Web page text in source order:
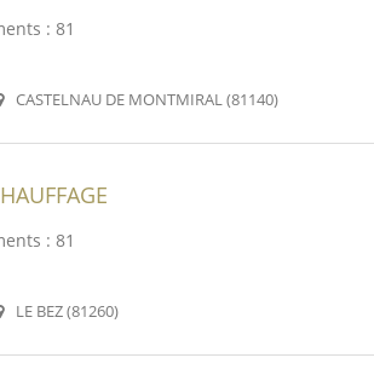
: 81
CASTELNAU DE MONTMIRAL (81140)
: 81
LE BEZ (81260)